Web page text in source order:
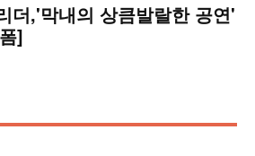
더,'막내의 상큼발랄한 공연'
]